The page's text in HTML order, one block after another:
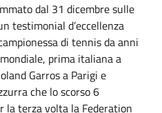
dal 31 dicembre sulle
testimonial d’eccellenza
di tennis da anni
prima italiana a
Garros a Parigi e
che lo scorso 6
la terza volta la Federation